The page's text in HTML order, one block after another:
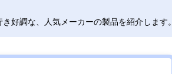
好調な、人気メーカーの製品を紹介します。